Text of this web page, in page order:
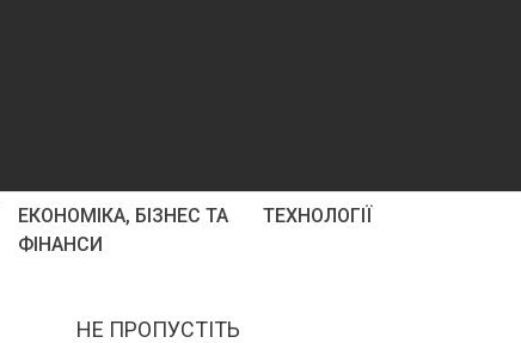
ЕКОНОМІКА, БІЗНЕС ТА
ФІНАНСИ
ТЕХНОЛОГІЇ
НЕ ПРОПУСТІТЬ